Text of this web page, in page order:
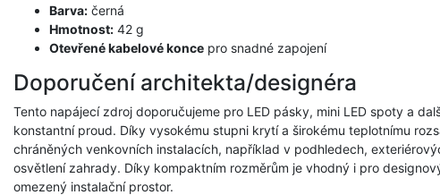
Barva: černá
Hmotnost: 42 g
Otevřené kabelové konce pro snadné zapojení
Doporučení architekta/designéra
Tento napájecí zdroj doporučujeme pro LED pásky, mini LED spoty a
konstantní proud. Díky vysokému stupni krytí a širokému teplotnímu
chráněných venkovních instalacích, například v podhledech,
osvětlení zahrady. Díky kompaktním rozměrům je vhodný i pro
omezený instalační prostor.